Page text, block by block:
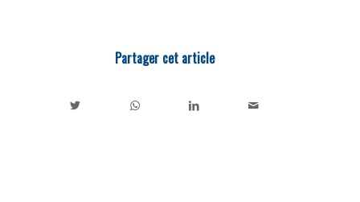
Partager cet article